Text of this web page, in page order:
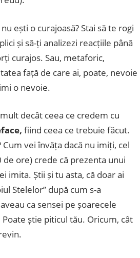
ești o curajoasă? Stai să te rogi
și să-ți analizezi reacțiile până
curajos. Sau, metaforic,
față de care ai, poate, nevoie
o nevoie.
decât ceea ce credem cu
fiind ceea ce trebuie făcut.
vei învăța dacă nu imiți, cel
de ore) crede că prezenta unui
imita. Știi și tu asta, că doar ai
Stelelor” după cum s-a
ca sensei pe șoarecele
Poate știe piticul tău. Oricum, cât